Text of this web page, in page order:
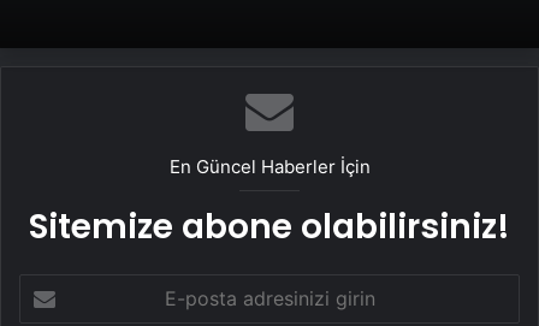
En Güncel Haberler İçin
Sitemize abone olabilirsiniz!
posta